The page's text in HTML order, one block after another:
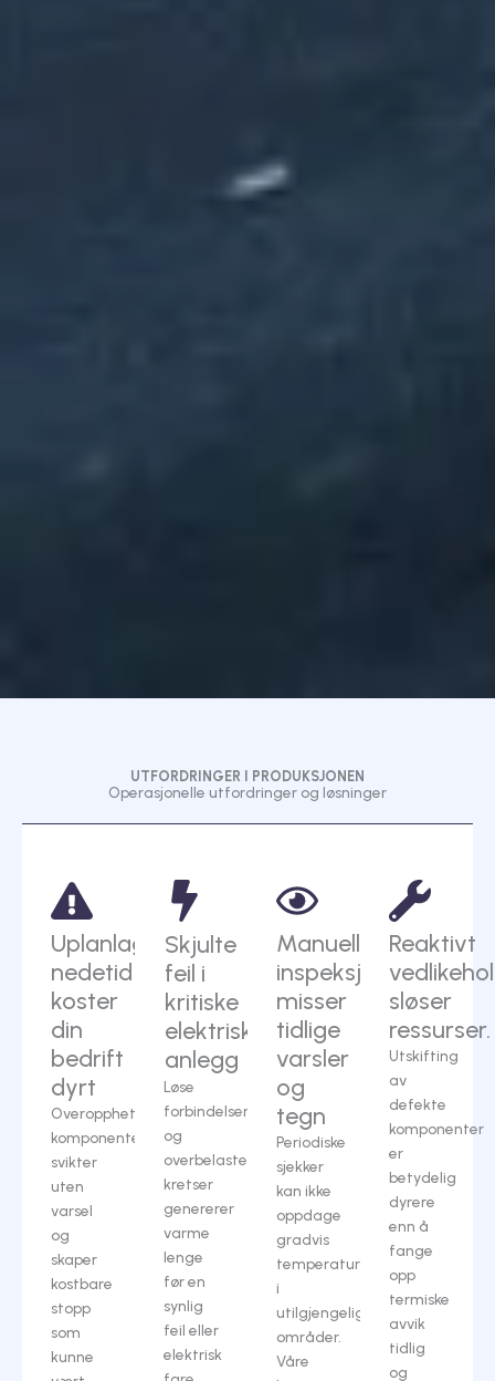
UTFORDRINGER I PRODUKSJONEN
Operasjonelle utfordringer og løsninger
Uplanlagt
nedetid
koster
din
bedrift
dyrt
Overopphetede
komponenter
svikter
uten
varsel
og
skaper
kostbare
stopp
som
kunne
Skjulte
feil i
kritiske
elektriske
anlegg
Løse
forbindelser
og
overbelastede
kretser
genererer
varme
lenge
før en
synlig
feil eller
elektrisk
Manuell
inspeksjon
misser
tidlige
varsler
og
tegn
Periodiske
sjekker
kan ikke
oppdage
gradvis
temperaturstigning
i
utilgjengelige
områder.
Våre
Reaktivt
sløser
ressurser.
Utskifting
av
defekte
komponenter
er
betydelig
dyrere
enn å
fange
opp
termiske
avvik
tidlig
og